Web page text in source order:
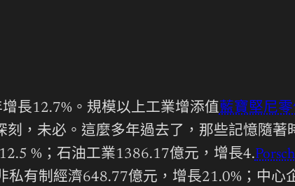
長12.7%。規模以上工業增添值藍寶堅尼零
，未必。這麼多年過去了，那些記憶隨著
%；石油工業1386.17億元，增長4.
有制經濟648.77億元，增長21.0%；中心